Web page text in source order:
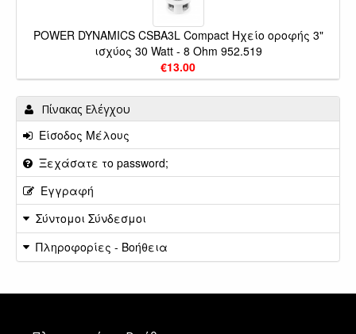
POWER DYNAMICS CSBA3L Compact Ηχείο οροφής 3"
ισχύος 30 Watt - 8 Ohm 952.519
€13.00
Πίνακας Ελέγχου
Είσοδος Μέλους
Ξεχάσατε το password;
Εγγραφή
Σύντομοι Σύνδεσμοι
Πληροφορίες - Βοήθεια